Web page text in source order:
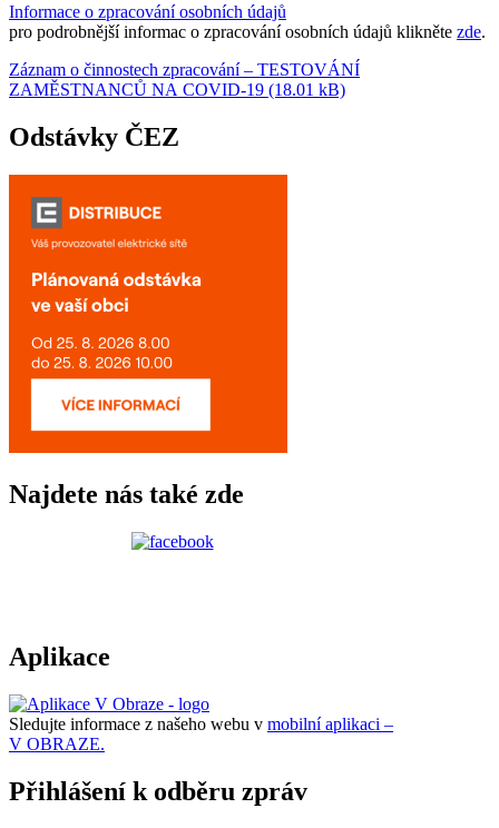
Informace o zpracování osobních údajů
pro podrobnější informac o zpracování osobních údajů klikněte zde.
Záznam o činnostech zpracování – TESTOVÁNÍ
ZAMĚSTNANCŮ NA COVID-19 (18.01 kB)
Odstávky ČEZ
Najdete nás také zde
Aplikace
Sledujte informace z našeho webu v mobilní aplikaci –
V OBRAZE.
Přihlášení k odběru zpráv